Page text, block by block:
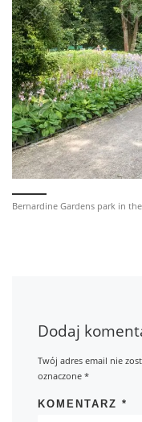
Bernardine Gardens park in
Dodaj
Twój adres email nie
oznaczone*
KOMENTARZ*